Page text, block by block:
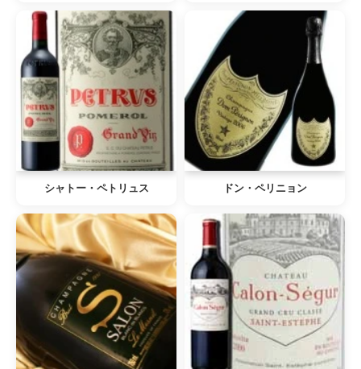
シャトー・ペトリュス ドン・ペリニョン